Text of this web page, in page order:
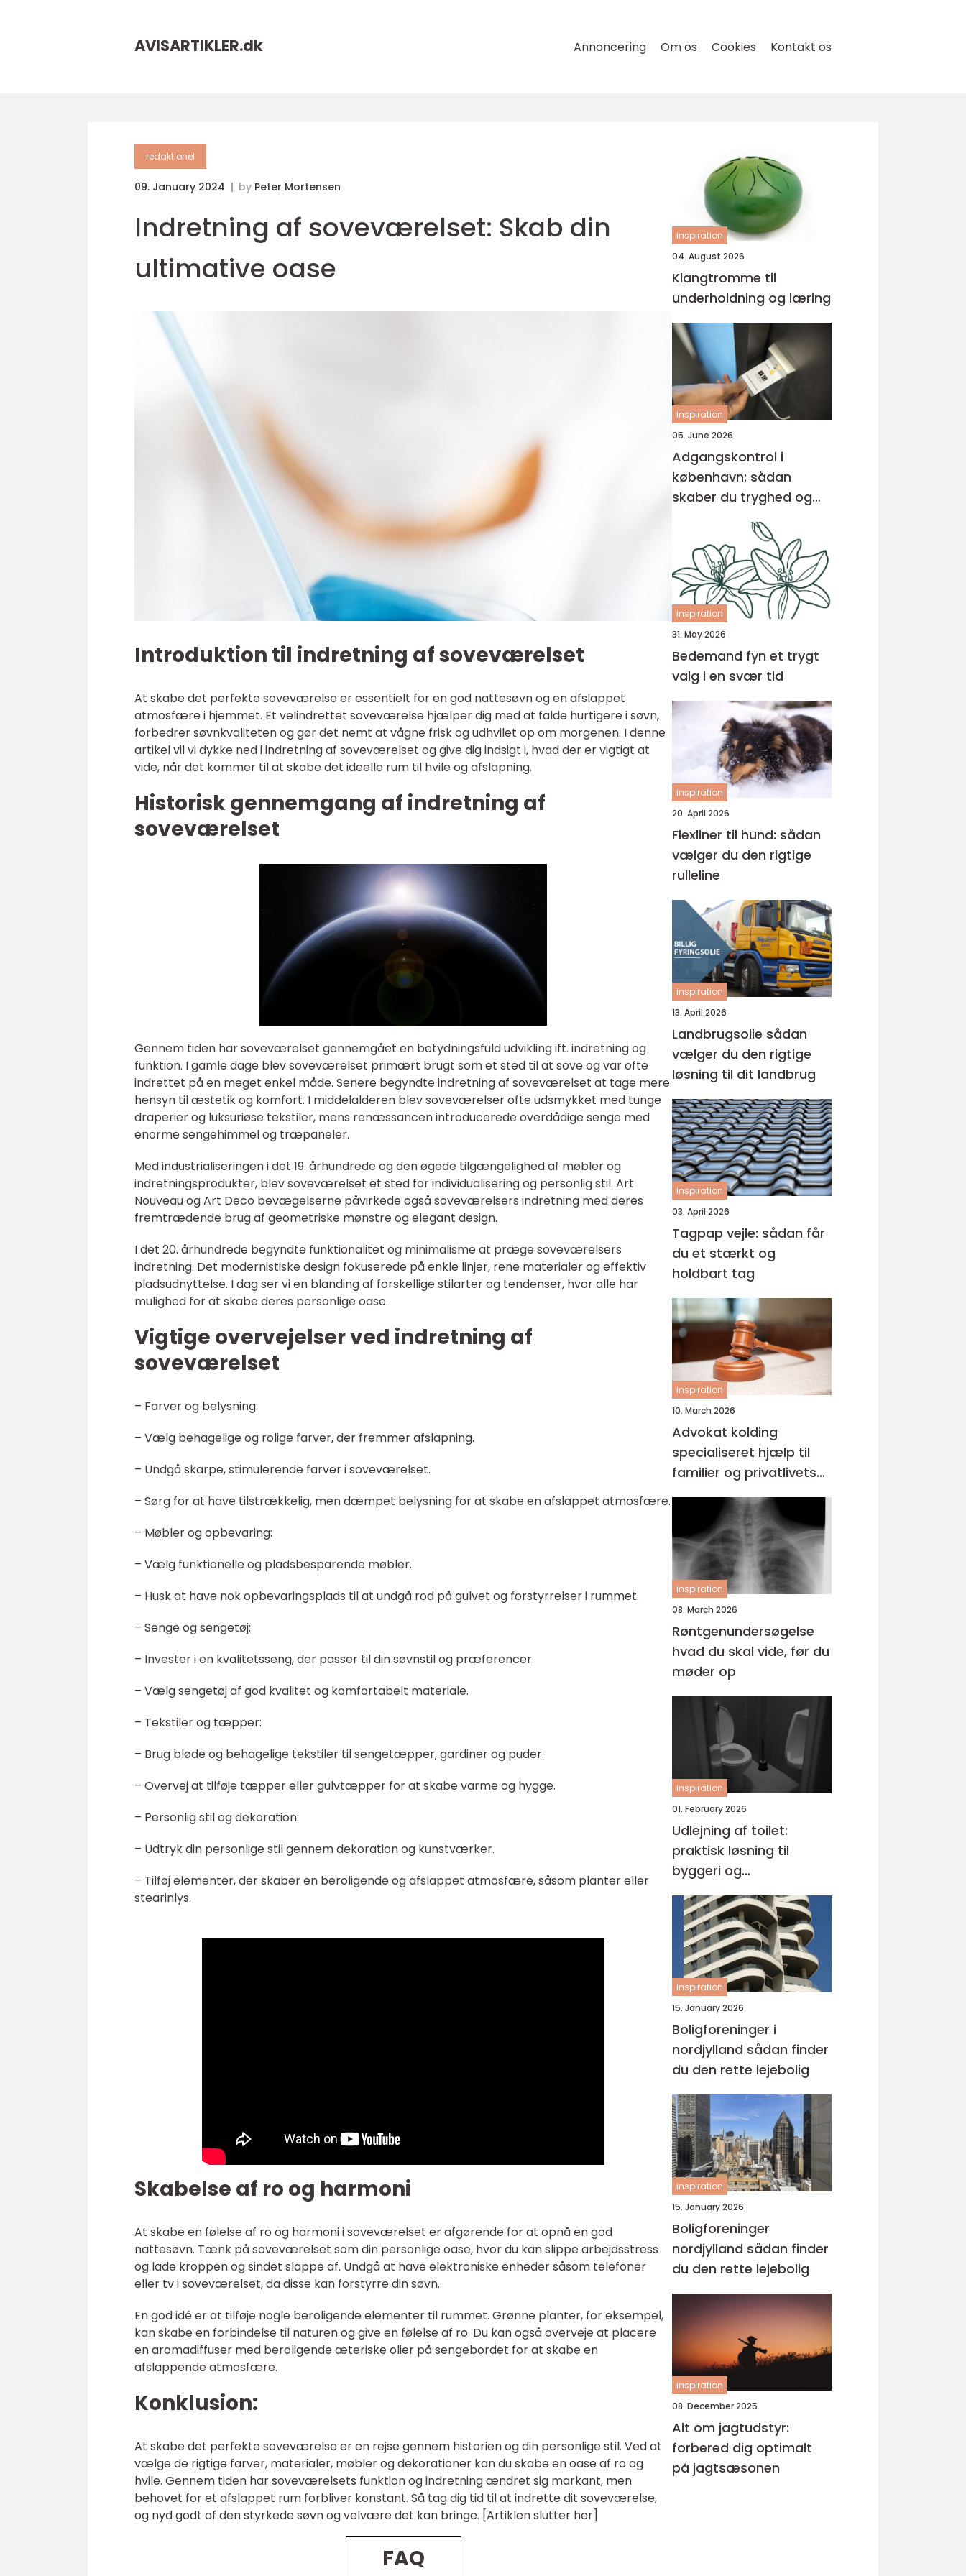
AVISARTIKLER.dk Annoncering Om os Cookies Kontakt os
redaktionel
09. January 2024 by Peter Mortensen
Indretning af soveværelset: Skab din
ultimative oase
Introduktion til indretning af soveværelset
At skabe det perfekte soveværelse er essentielt for en god nattesøvn og en afslappet
atmosfære i hjemmet. Et velindrettet soveværelse hjælper dig med at falde hurtigere i søvn,
forbedrer søvnkvaliteten og gør det nemt at vågne frisk og udhvilet op om morgenen. I denne
artikel vil vi dykke ned i indretning af soveværelset og give dig indsigt i, hvad der er vigtigt at
vide, når det kommer til at skabe det ideelle rum til hvile og afslapning.
Historisk gennemgang af indretning af
soveværelset
Gennem tiden har soveværelset gennemgået en betydningsfuld udvikling ift. indretning og
funktion. I gamle dage blev soveværelset primært brugt som et sted til at sove og var ofte
indrettet på en meget enkel måde. Senere begyndte indretning af soveværelset at tage mere
hensyn til æstetik og komfort. I middelalderen blev soveværelser ofte udsmykket med tunge
draperier og luksuriøse tekstiler, mens renæssancen introducerede overdådige senge med
enorme sengehimmel og træpaneler.
Med industrialiseringen i det 19. århundrede og den øgede tilgængelighed af møbler og
indretningsprodukter, blev soveværelset et sted for individualisering og personlig stil. Art
Nouveau og Art Deco bevægelserne påvirkede også soveværelsers indretning med deres
fremtrædende brug af geometriske mønstre og elegant design.
I det 20. århundrede begyndte funktionalitet og minimalisme at præge soveværelsers
indretning. Det modernistiske design fokuserede på enkle linjer, rene materialer og effektiv
pladsudnyttelse. I dag ser vi en blanding af forskellige stilarter og tendenser, hvor alle har
mulighed for at skabe deres personlige oase.
Vigtige overvejelser ved indretning af
soveværelset
– Farver og belysning:
– Vælg behagelige og rolige farver, der fremmer afslapning.
– Undgå skarpe, stimulerende farver i soveværelset.
– Sørg for at have tilstrækkelig, men dæmpet belysning for at skabe en afslappet atmosfære.
– Møbler og opbevaring:
– Vælg funktionelle og pladsbesparende møbler.
– Husk at have nok opbevaringsplads til at undgå rod på gulvet og forstyrrelser i rummet.
– Senge og sengetøj:
– Invester i en kvalitetsseng, der passer til din søvnstil og præferencer.
– Vælg sengetøj af god kvalitet og komfortabelt materiale.
– Tekstiler og tæpper:
– Brug bløde og behagelige tekstiler til sengetæpper, gardiner og puder.
– Overvej at tilføje tæpper eller gulvtæpper for at skabe varme og hygge.
– Personlig stil og dekoration:
– Udtryk din personlige stil gennem dekoration og kunstværker.
– Tilføj elementer, der skaber en beroligende og afslappet atmosfære, såsom planter eller
stearinlys.
Skabelse af ro og harmoni
At skabe en følelse af ro og harmoni i soveværelset er afgørende for at opnå en god
nattesøvn. Tænk på soveværelset som din personlige oase, hvor du kan slippe arbejdsstress
og lade kroppen og sindet slappe af. Undgå at have elektroniske enheder såsom telefoner
eller tv i soveværelset, da disse kan forstyrre din søvn.
En god idé er at tilføje nogle beroligende elementer til rummet. Grønne planter, for eksempel,
kan skabe en forbindelse til naturen og give en følelse af ro. Du kan også overveje at placere
en aromadiffuser med beroligende æteriske olier på sengebordet for at skabe en
afslappende atmosfære.
Konklusion:
At skabe det perfekte soveværelse er en rejse gennem historien og din personlige stil. Ved at
vælge de rigtige farver, materialer, møbler og dekorationer kan du skabe en oase af ro og
hvile. Gennem tiden har soveværelsets funktion og indretning ændret sig markant, men
behovet for et afslappet rum forbliver konstant. Så tag dig tid til at indrette dit soveværelse,
og nyd godt af den styrkede søvn og velvære det kan bringe. [Artiklen slutter her]
FAQ
inspiration
04. August 2026
Klangtromme til
underholdning og læring
inspiration
05. June 2026
Adgangskontrol i
københavn: sådan
skaber du tryghed og
inspiration
31. May 2026
Bedemand fyn et trygt
valg i en svær tid
inspiration
20. April 2026
Flexliner til hund: sådan
vælger du den rigtige
rulleline
inspiration
13. April 2026
Landbrugsolie sådan
vælger du den rigtige
løsning til dit landbrug
inspiration
03. April 2026
Tagpap vejle: sådan får
du et stærkt og
holdbart tag
inspiration
10. March 2026
Advokat kolding
specialiseret hjælp til
familier og privatlivets
jura
inspiration
08. March 2026
Røntgenundersøgelse
hvad du skal vide, før du
møder op
inspiration
01. February 2026
Udlejning af toilet:
praktisk løsning til
byggeri og
arrangementer
inspiration
15. January 2026
Boligforeninger i
nordjylland sådan finder
du den rette lejebolig
inspiration
15. January 2026
Boligforeninger
nordjylland sådan finder
du den rette lejebolig
inspiration
08. December 2025
Alt om jagtudstyr:
forbered dig optimalt
på jagtsæsonen